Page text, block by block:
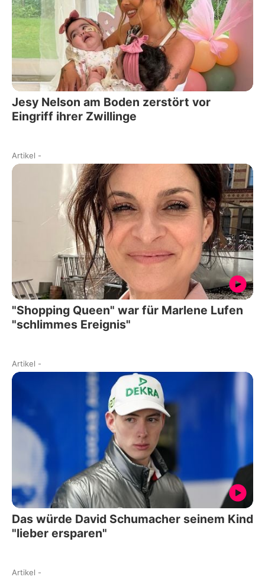
Jesy Nelson am Boden zerstört vor
Eingriff ihrer Zwillinge
Artikel -
"Shopping Queen" war für Marlene Lufen
"schlimmes Ereignis"
Artikel -
Das würde David Schumacher seinem Kind
"lieber ersparen"
Artikel -